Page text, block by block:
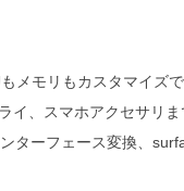
メモリもカスタマイズ
イ、スマホアクセサリま
ターフェース変換、